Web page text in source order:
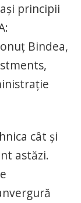
principii
Bindea,
cât și
astăzi.